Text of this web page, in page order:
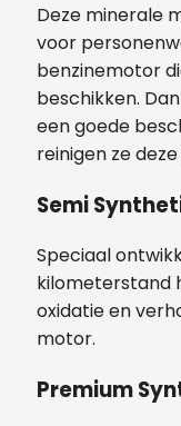
Deze minerale
voor
benzinemotor
beschikken.
een goede
reinigen ze
Semi
Speciaal
kilometerstand
oxidatie en
motor.
Premium